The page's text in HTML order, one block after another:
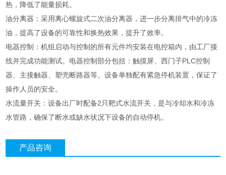
热，降低了能量损耗。
油分离器：采用离心螺旋式二次油分离器，进一步分离排气中的冷冻
油，提高了设备的可靠性和换热效果，提升了效率。
电器控制：机组启动与控制的所有元件均安装在电控箱内，由工厂接
线并完成功能测试。电器控制部分包括：触摸屏、西门子PLC控制
器、主接触器、塑壳断路器等。设备单独配有紧急停机装置，保证了
操作人员的安全。
水流量开关：设备出厂时配备2只靶式水流开关，是与冷却水和冷冻
水管路，确保了断水或缺水状况下设备的自动停机。
产品咨询